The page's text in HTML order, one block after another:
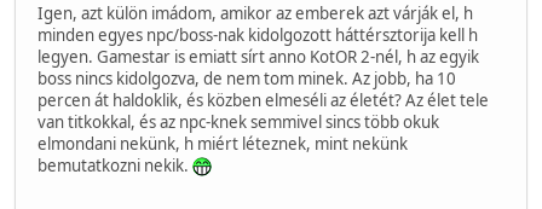
Igen, azt külön imádom, amikor az emberek azt várják el, h
minden egyes npc/boss-nak kidolgozott háttérsztorija kell h
legyen. Gamestar is emiatt sírt anno KotOR 2-nél, h az egyik
boss nincs kidolgozva, de nem tom minek. Az jobb, ha 10
percen át haldoklik, és közben elmeséli az életét? Az élet tele
van titkokkal, és az npc-knek semmivel sincs több okuk
elmondani nekünk, h miért léteznek, mint nekünk
bemutatkozni nekik.